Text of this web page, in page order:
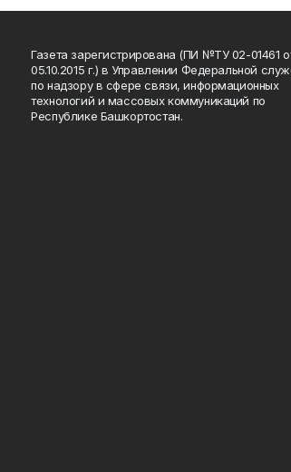
Газета зарегистрирована (ПИ №ТУ 02-01461
05.10.2015 г.) в Управлении Федеральной
по надзору в сфере связи, информационных
технологий и массовых коммуникаций по
Республике Башкортостан.